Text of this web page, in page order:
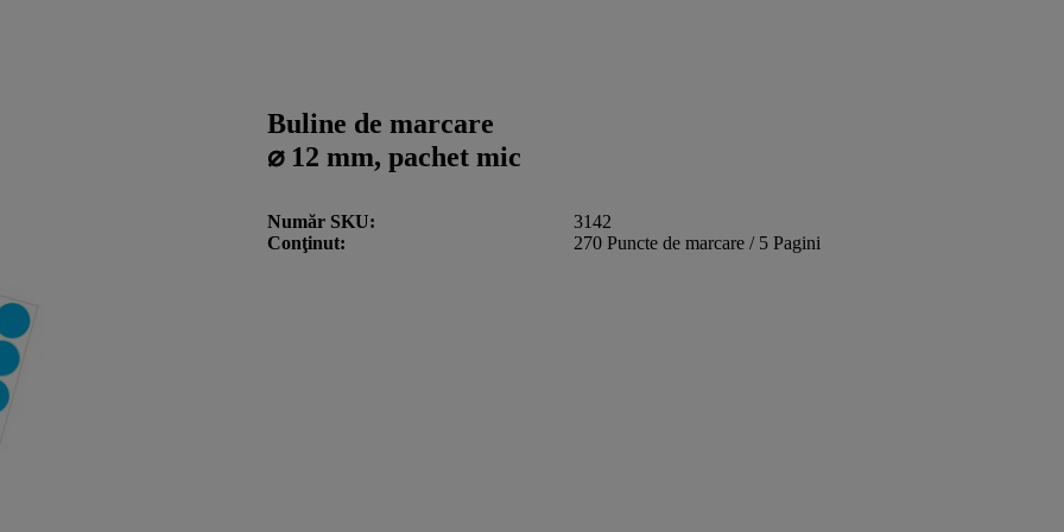
Buline de marcare
⌀ 12 mm, pachet mic
Număr SKU
3142
Conţinut
270 Puncte de marcare / 5 Pagini